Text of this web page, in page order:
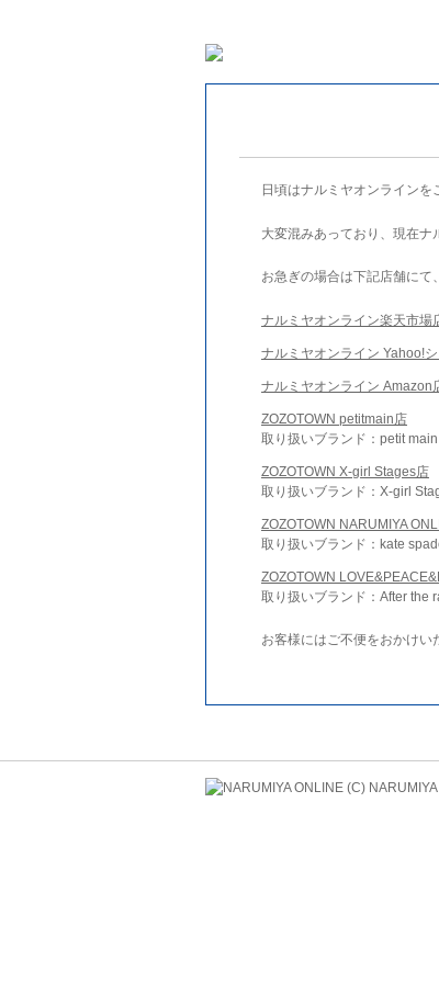
日頃はナルミヤオンラインを
大変混みあっており、現在ナ
お急ぎの場合は下記店舗にて
ナルミヤオンライン楽天市場
ナルミヤオンライン Yahoo!
ナルミヤオンライン Amazon
ZOZOTOWN petitmain店
取り扱いブランド：petit
ZOZOTOWN X-girl Stages店
取り扱いブランド：X-girl
ZOZOTOWN NARUMIYA
取り扱いブランド：kate
ZOZOTOWN
取り扱いブランド：After the
お客様にはご不便をおかけい